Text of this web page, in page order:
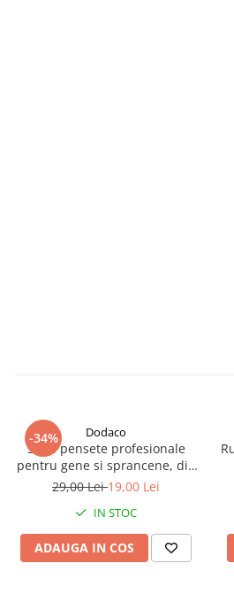
-34% Dodaco
Set 4 pensete profesionale
pentru gene si sprancene, din
otel inoxidabil, 9.6x1x0.4 cm,
fiecare detaliu
29,00 Lei19,00 Lei
IN STOC
ADAUGA IN COS